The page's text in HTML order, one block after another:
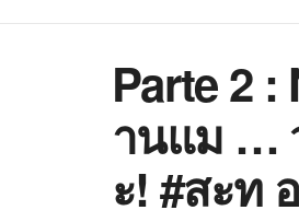
Parte 2 :
านแม …
ะ! #สะท